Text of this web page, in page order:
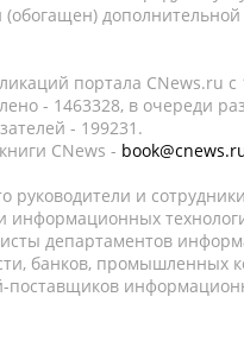
портала CNews.ru c
- 1463328, в очереди
- 199231.
CNews -
руководители и
информационных
департаментов
банков, промышленных
поставщиков